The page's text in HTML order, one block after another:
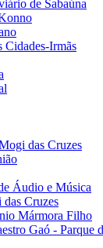
de Sabaúna
Cidades-Irmãs
das Cruzes
Áudio e Música
Cruzes
Mármora Filho
Gaó - Parque